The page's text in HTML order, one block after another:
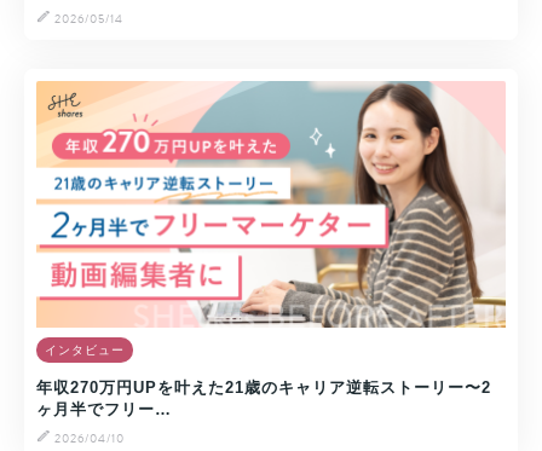
2026/05/14
インタビュー
年収270万円UPを叶えた21歳のキャリア逆転ストーリー〜2
ヶ月半でフリー…
2026/04/10